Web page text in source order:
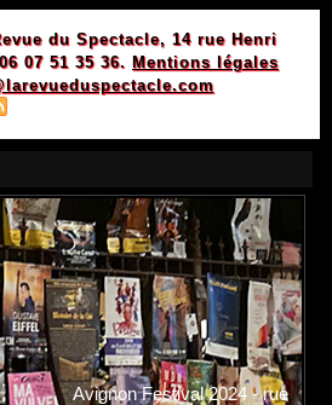
du Spectacle, 14 rue Henri
07 51 35 36. Mentions légales
Avignon Festival 2024 - rue